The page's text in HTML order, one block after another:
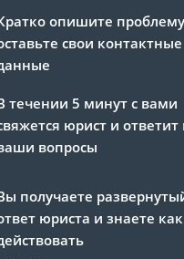
опишите
свои контактные
течении 5 минут с вами
юрист и ответит
вопросы
получаете
юриста и знаете как